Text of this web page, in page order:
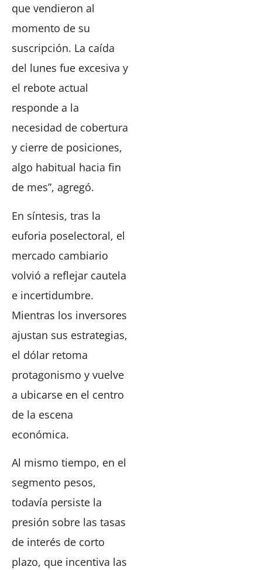
que vendieron al
momento de su
suscripción. La caída
del lunes fue excesiva y
el rebote actual
responde a la
necesidad de cobertura
y cierre de posiciones,
algo habitual hacia fin
de mes”, agregó.
En síntesis, tras la
euforia poselectoral, el
mercado cambiario
volvió a reflejar cautela
e incertidumbre.
Mientras los inversores
ajustan sus estrategias,
el dólar retoma
protagonismo y vuelve
a ubicarse en el centro
de la escena
económica.
Al mismo tiempo, en el
segmento pesos,
todavía persiste la
presión sobre las tasas
de interés de corto
plazo, que incentiva las